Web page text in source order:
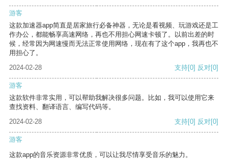
游客
这款加速器app简直是居家旅行必备神器，无论是看视频、玩游戏还是工
作办公，都能畅享高速网络，再也不用担心网速卡顿了。以前出差的时
候，经常因为网速慢而无法正常使用网络，现在有了这个app，我再也不
用担心了。
2024-02-28
支持[0] 反对[0]
游客
这款软件非常实用，可以帮助我解决很多问题。比如，我可以使用它来
查找资料、翻译语言、编写代码等。
2024-02-28
支持[0] 反对[0]
游客
这款app的音乐资源非常优质，可以让我尽情享受音乐的魅力。